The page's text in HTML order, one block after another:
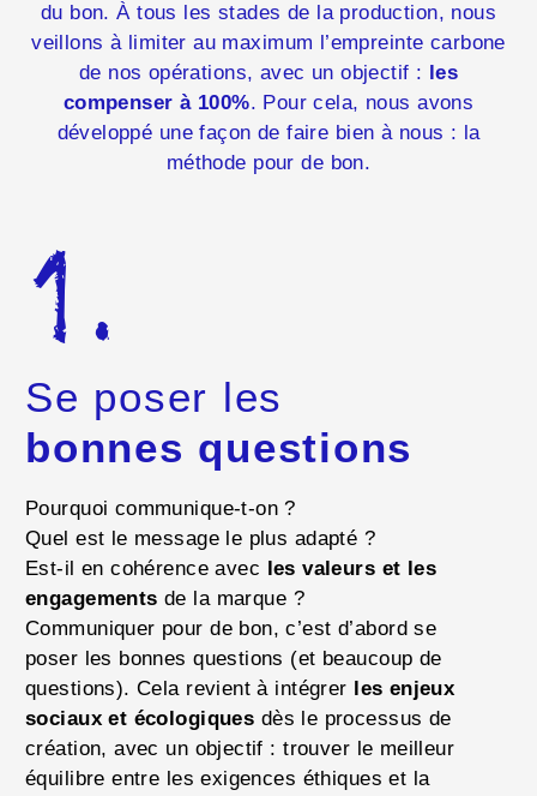
du bon. À tous les stades de la production, nous
veillons à limiter au maximum l’empreinte carbone
de nos opérations, avec un objectif : les
compenser à 100%. Pour cela, nous avons
développé une façon de faire bien à nous : la
méthode pour de bon.
1.
Se poser les
bonnes questions
Pourquoi communique-t-on ?
Quel est le message le plus adapté ?
Est-il en cohérence avec
les valeurs et les
engagements de la marque ?
Communiquer pour de bon, c’est d’abord se
poser les bonnes questions (et beaucoup de
questions). Cela revient à intégrer
les enjeux
sociaux et écologiques dès le processus de
création, avec un objectif : trouver le meilleur
équilibre entre les exigences éthiques et la